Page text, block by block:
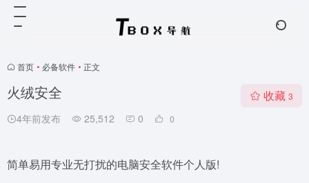
首页 • 必备软件 • 正文
火绒安全
4年前发布 25,512 0 0
收藏 3
简单易用专业无打扰的电脑安全软件个人版!